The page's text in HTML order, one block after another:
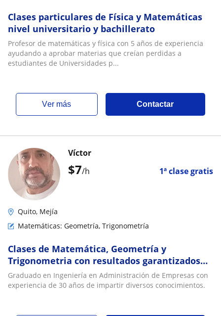
Clases particulares de Física y Matemáticas
nivel universitario y bachillerato
Profesor de matemáticas y física con 5 años de experiencia
ayudando a aprobar materias que creían perdidas a
estudiantes de Universidades p...
ver más Contactar
$7/h 1ª clase gratis
Víctor
Quito, Mejía
Matemáticas: Geometría, Trigonometría
Clases de Matemática, Geometría y
Trigonometria con resultados garantizados
para primaria y secundaria
Graduado en Ingeniería en Administración de Empresas con
experiencia de 30 años de impartir diversos conocimientos.